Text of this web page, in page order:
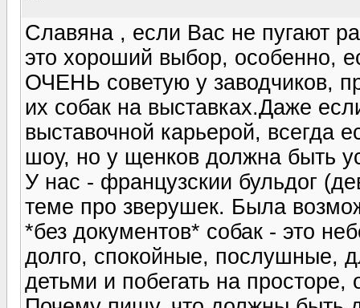
Славяна , если Вас не пугают
это хороший выбор, особенно,
ОЧЕНЬ советую у заводчиков,
их собак на выставках.Даже
выставочной карьерой, всегда
шоу, но у щенков должна быть
У нас - французскии бульдог
теме про зверушек. Была
*без документов* собак - это
долго, спокойные, послушные,
детьми и побегать на